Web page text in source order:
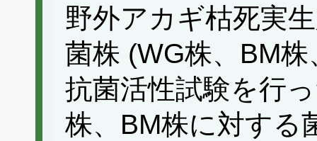
野外アカギ枯死実
菌株 (WG株、BM
抗菌活性試験を行
株、BM株に対する